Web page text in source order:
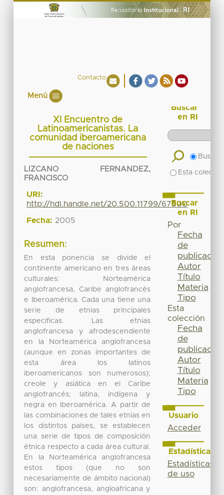
Contacto
Menú
XI Encuentro de
Latinoamericanistas. La
comunidad iberoamericana
de naciones
LIZCANO FERNANDEZ,
FRANCISCO
URI:
http://hdl.handle.net/20.500.11799/67500
Fecha: 2005
Resumen:
En esta ponencia se divide el
continente americano en tres áreas
culturales: Norteamérica
anglofrancesa, Caribe anglofrancés
e Iberoamérica. Cada una tiene una
serie de etnias principales
especificas. Las etnias
anglofrancesa y afrodescendiente
en la Norteamérica anglofrancesa
(aunque en zonas importantes de
esta área los latinos
iberoamericanos son numerosos);
creole y asiática en el Caribe
anglofrancés; latina, indígena y
negra en Iberoamérica. A partir de
las combinaciones de tales etnias en
los distintos países, se establecen
una serie de tipos de composición
étnica respecto a cada área cultural.
En la Norteamérica anglofrancesa
estos tipos (que no son
necesariamente de ámbito nacional)
son: anglofrancesa, angloafricana y
Buscar
en RI
Buscar
Esta
Buscar
en RI
Por
Fecha
de
publicación
Autor
Título
Materia
Tipo
Esta
colección
Fecha
de
publicación
Autor
Título
Materia
Tipo
Usuario
Acceder
Estadísticas
Estadísticas
de uso